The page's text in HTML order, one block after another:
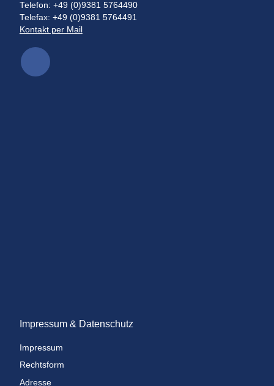
Telefon: +49 (0)9381 5764490
Telefax: +49 (0)9381 5764491
Kontakt per Mail
Impressum & Datenschutz
Impressum
Rechtsform
Adresse